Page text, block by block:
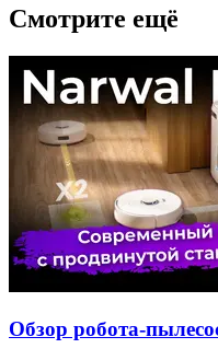
Смотрите ещё
Обзор робота-